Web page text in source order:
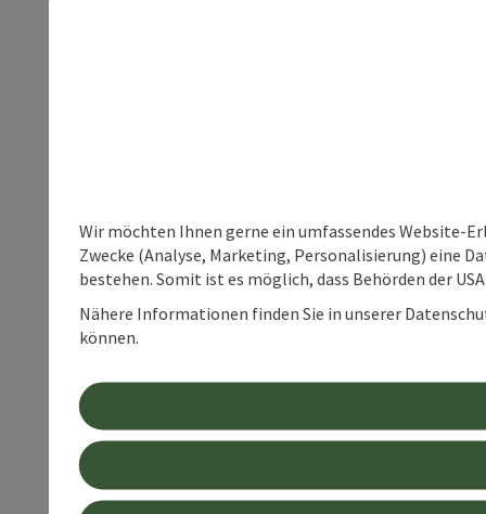
Wir möchten Ihnen gerne ein umfassendes Website-
Zwecke (Analyse, Marketing, Personalisierung) eine
bestehen. Somit ist es möglich, dass Behörden der
Nähere Informationen finden Sie in unserer
können.